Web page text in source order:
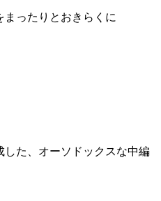
まったりとおきらくに
した、オーソドックスな中編